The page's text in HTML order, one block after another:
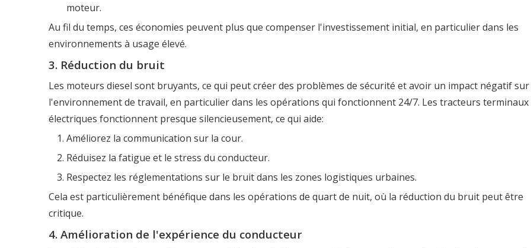
moteur.
Au fil du temps, ces économies peuvent plus que compenser l'investissement initial, en particulier dans les
environnements à usage élevé.
3. Réduction du bruit
Les moteurs diesel sont bruyants, ce qui peut créer des problèmes de sécurité et avoir un impact négatif sur
l'environnement de travail, en particulier dans les opérations qui fonctionnent 24/7. Les tracteurs terminaux
électriques fonctionnent presque silencieusement, ce qui aide:
Améliorez la communication sur la cour.
Réduisez la fatigue et le stress du conducteur.
Respectez les réglementations sur le bruit dans les zones logistiques urbaines.
Cela est particulièrement bénéfique dans les opérations de quart de nuit, où la réduction du bruit peut être
critique.
4. Amélioration de l'expérience du conducteur